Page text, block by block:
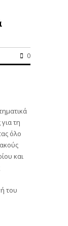
0
τη
όλο
και
του